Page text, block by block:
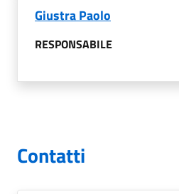
Giustra Paolo
RESPONSABILE
Contatti